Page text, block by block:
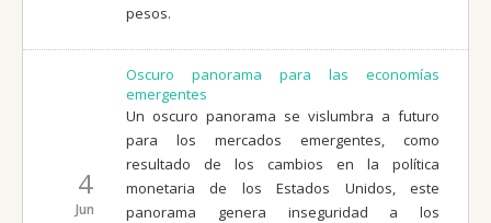
pesos.
4
Jun
Oscuro panorama para las economías
emergentes
Un oscuro panorama se vislumbra a futuro
para los mercados emergentes, como
resultado de los cambios en la política
monetaria de los Estados Unidos, este
panorama genera inseguridad a los